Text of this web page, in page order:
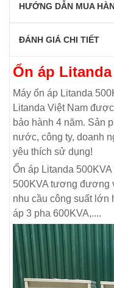
HƯỚNG DẪN MUA
ĐÁNH GIÁ CHI TIẾT
Ổn áp Litanda
Máy ổn áp Litanda
Litanda Việt Nam
bảo hành 4 năm. Sản
nước, công ty, doanh
yêu thích sử dụng!
Ổn áp Litanda
500KVA tương đương
nhu cầu công suất lớn
áp 3 pha 600KVA,....